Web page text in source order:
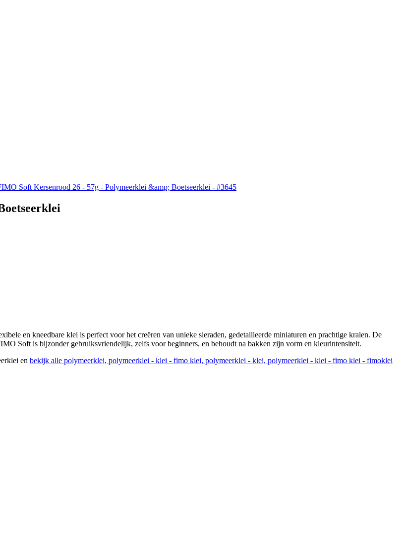
en kneedbare klei is perfect voor het creëren van unieke sieraden, gedetailleerde miniaturen en prachtige kralen. De
Soft is bijzonder gebruiksvriendelijk, zelfs voor beginners, en behoudt na bakken zijn vorm en kleurintensiteit.
en bekijk alle polymeerklei, polymeerklei - klei - fimo klei, polymeerklei - klei, polymeerklei - klei - fimo klei - fimoklei